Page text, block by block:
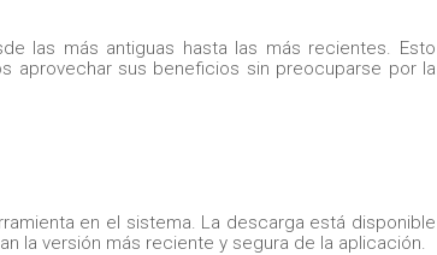
las más antiguas hasta las más recientes. Esto
aprovechar sus beneficios sin preocuparse por la
en el sistema. La descarga está disponible
la versión más reciente y segura de la aplicación.